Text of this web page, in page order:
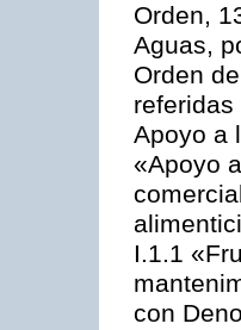
Orden,
Aguas,
Orden
Apoyo a
«Apoyo
I.1.1
con